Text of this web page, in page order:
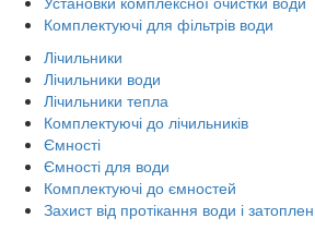
Комплектуючі для фільтрів води
Лічильники
Лічильники води
Лічильники тепла
Комплектуючі до лічильників
Ємності
Ємності для води
Комплектуючі до ємностей
Захист від протікання води і